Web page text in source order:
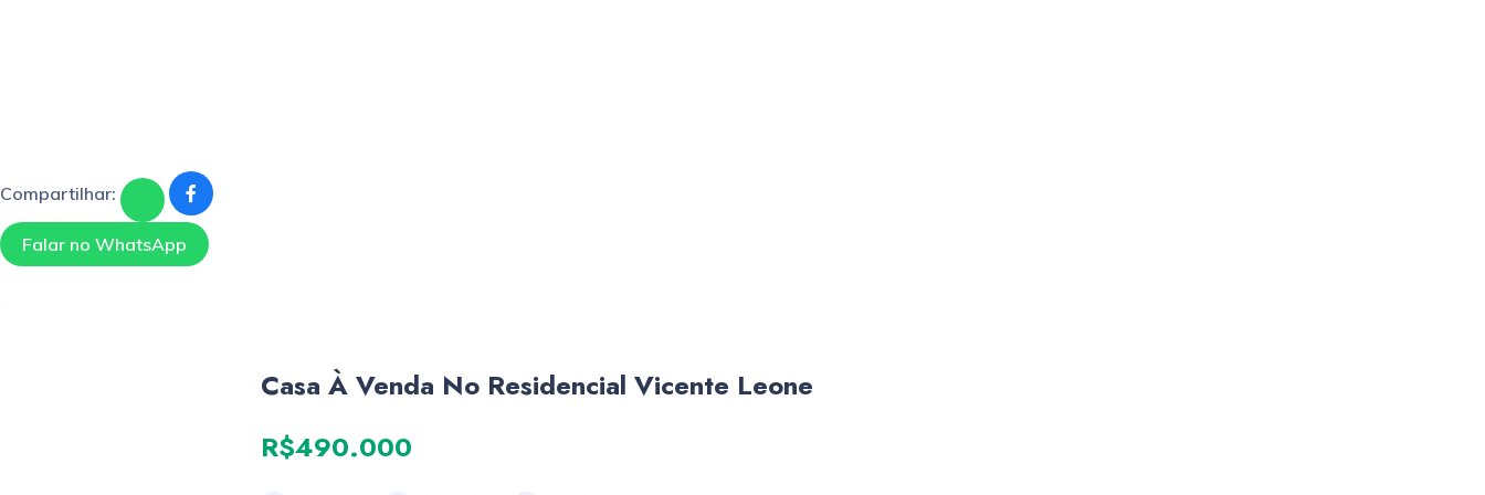
Compartilhar:
Falar no WhatsApp
Casa À Venda No Residencial Vicente Leone
R$490.000